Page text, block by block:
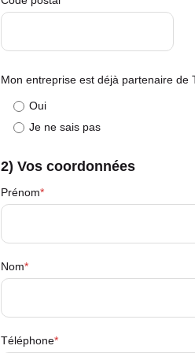
Mon entreprise est déjà partenaire de
Oui
Je ne sais pas
2) Vos coordonnées
Prénom
Nom
Téléphone